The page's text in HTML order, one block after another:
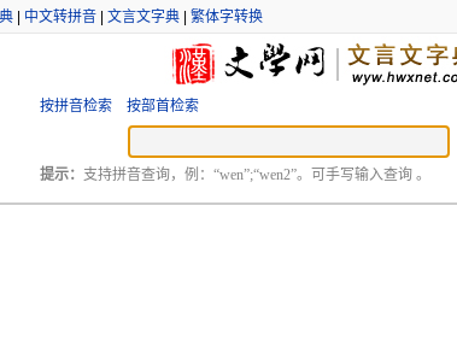
| 中文转拼音| 文言文字典| 繁体字转换
按拼音检索 按部首检索
提示： 支持拼音查询，例：“wen”;“wen2”。可手写输入查询 。